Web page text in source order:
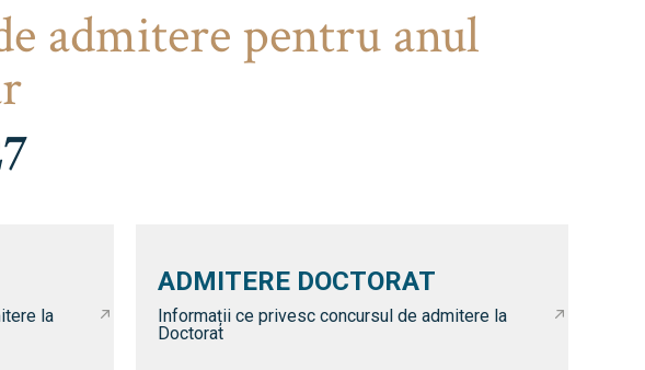
admitere pentru anul
la
ADMITERE DOCTORAT
Informații ce privesc concursul de admitere la
Doctorat